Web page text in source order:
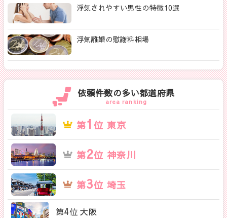
浮気されやすい男性の特徴10選
浮気離婚の慰謝料相場
依頼件数の多い都道府県
area ranking
第1 位 東京
第2位 神奈川
第3位 埼玉
第4位 大阪